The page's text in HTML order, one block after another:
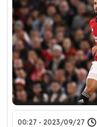
2023/09/27 - 00:27